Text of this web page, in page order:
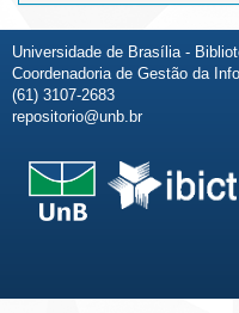
Universidade de Brasília -
Coordenadoria de Gestão da
(61) 3107-2683
repositorio@unb.br